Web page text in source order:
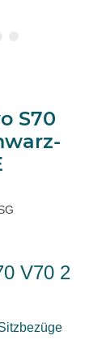
S70
V70 2